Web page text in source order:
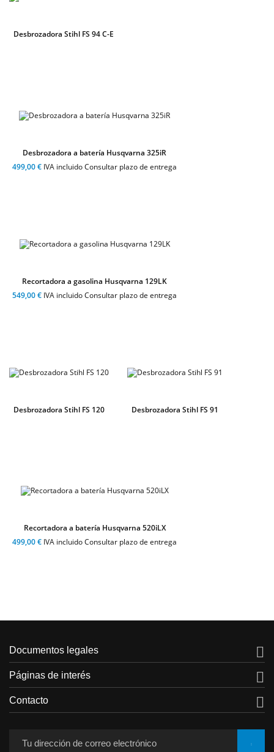
Desbrozadora Stihl FS 94 C-E
Desbrozadora a batería Husqvarna 325iR
499,00 € IVA incluido Consultar plazo de entrega
Recortadora a gasolina Husqvarna 129LK
549,00 € IVA incluido Consultar plazo de entrega
Desbrozadora Stihl FS 120 Desbrozadora Stihl FS 91
Recortadora a batería Husqvarna 520iLX
499,00 € IVA incluido Consultar plazo de entrega
Documentos legales 
Páginas de interés 
Contacto 